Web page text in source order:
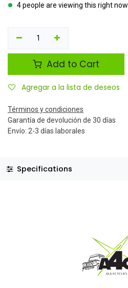
4 people are viewing this right now
Add to Cart
Agregar a la lista de deseos
Términos y condiciones
Garantía de devolución de 30 días
Envío: 2-3 días laborales
Specifications